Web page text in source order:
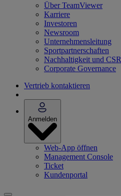
Über TeamViewer
Karriere
Investoren
Newsroom
Unternehmensleitung
Sportpartnerschaften
Nachhaltigkeit und CSR
Corporate Governance
Vertrieb kontaktieren
Anmelden
Web-App öffnen
Management Console
Ticket
Kundenportal